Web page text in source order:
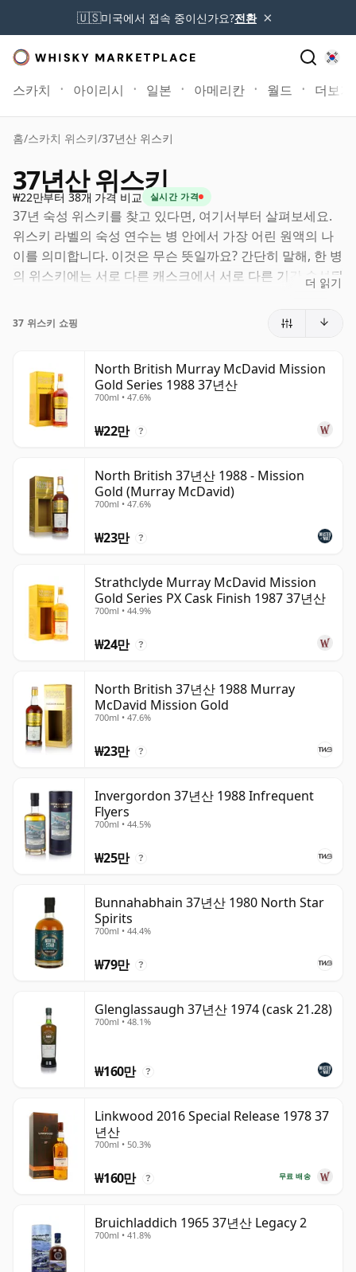
🇺🇸미국에서 접속 중이신가요?전환 ×
스카치 아이리시 일본 아메리칸 월드 더보기
홈/스카치 위스키/37년산 위스키
37년산 위스키
₩22만부터 38개 가격 비교 실시간 가격
37년 숙성 위스키를 찾고 있다면, 여기서부터 살펴보세요.
위스키 라벨의 숙성 연수는 병 안에서 가장 어린 원액의 나
이를 의미합니다. 이것은 무슨 뜻일까요? 간단히 말해, 한 병
의 위스키에는 서로 다른 캐스크에서 서로 다른 기간 숙성된
년)이라고 적혀 있다면, 더 오래 숙성된 원액이 포함될 수는
위스키는 병입되는 순간 숙성이 멈추며, 병 안에서 계속 숙
성되는 와인과 다릅니다. 따라서 삼십칠년 숙성 위스키는 시
간이 멈춘 상태로, 언제나 37년 숙성으로 남습니다.
더 읽기
37 위스키 쇼핑
North British Murray McDavid Mission
Gold Series 1988 37년산
700ml • 47.6%
₩22만 ?
North British 37년산 1988 - Mission
Gold (Murray McDavid)
700ml • 47.6%
₩23만 ?
Strathclyde Murray McDavid Mission
Gold Series PX Cask Finish 1987 37년산
700ml • 44.9%
₩24만 ?
North British 37년산 1988 Murray
McDavid Mission Gold
700ml • 47.6%
₩23만 ?
Invergordon 37년산 1988 Infrequent
Flyers
700ml • 44.5%
₩25만 ?
Bunnahabhain 37년산 1980 North Star
Spirits
700ml • 44.4%
₩79만 ?
Glenglassaugh 37년산 1974 (cask 21.28)
700ml • 48.1%
₩160만 ?
Linkwood 2016 Special Release 1978 37
년산
700ml • 50.3%
무료 배송
₩160만 ?
Bruichladdich 1965 37년산 Legacy 2
700ml • 41.8%